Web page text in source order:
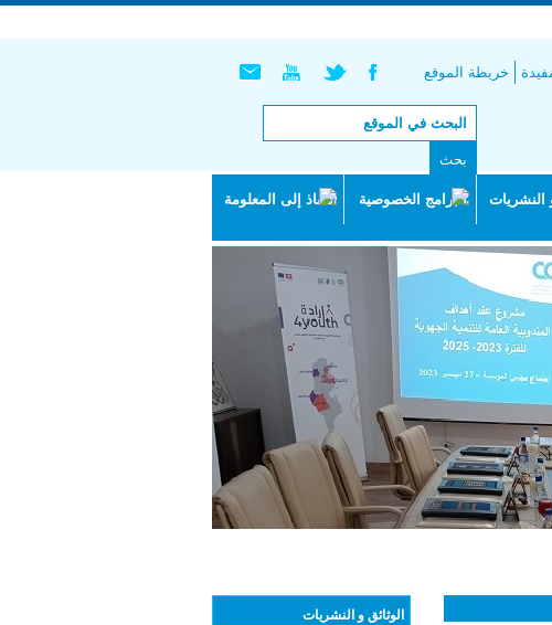
خريطة الموقع
النشريات البرامج الخصوصية النفاذ إلى المعلومة
الوثائق و النشريات